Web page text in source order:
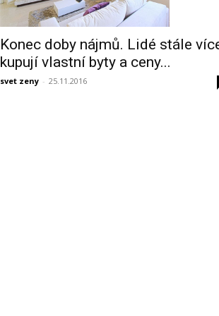
Konec doby nájmů. Lidé stále
kupují vlastní byty a ceny...
svet zeny - 25.11.2016